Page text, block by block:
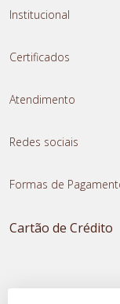
Institucional
Certificados
Atendimento
Redes sociais
Formas de
Cartão de Crédito
Transferência